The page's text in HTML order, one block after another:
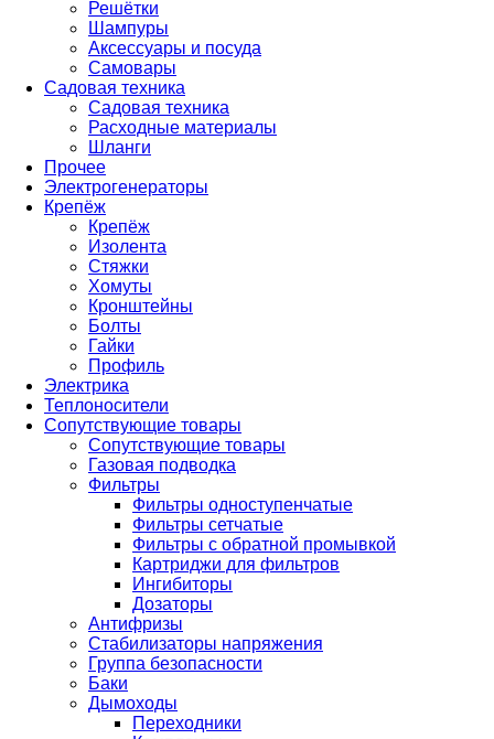
Решётки
Шампуры
Аксессуары и посуда
Самовары
Садовая техника
Садовая техника
Расходные материалы
Шланги
Прочее
Электрогенераторы
Крепёж
Крепёж
Изолента
Стяжки
Хомуты
Кронштейны
Болты
Гайки
Профиль
Электрика
Теплоносители
Сопутствующие товары
Сопутствующие товары
Газовая подводка
Фильтры
Фильтры одноступенчатые
Фильтры сетчатые
Фильтры с обратной промывкой
Картриджи для фильтров
Ингибиторы
Дозаторы
Антифризы
Стабилизаторы напряжения
Группа безопасности
Баки
Дымоходы
Переходники